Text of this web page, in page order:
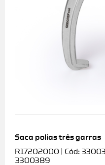
Saca polias três garras
R17202000 | Cód:
3300389